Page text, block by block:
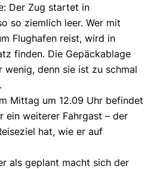
Der Zug startet in
so ziemlich leer. Wer mit
Flughafen reist, wird in
finden. Die Gepäckablage
wenig, denn sie ist zu schmal
Mittag um 12.09 Uhr befindet
ein weiterer Fahrgast – der
hat, wie er auf
als geplant macht sich der